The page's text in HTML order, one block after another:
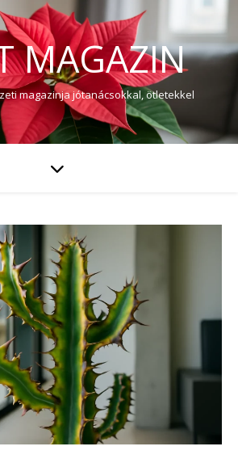
MAGAZIN
magazinja jótanácsokkal, ötletekkel